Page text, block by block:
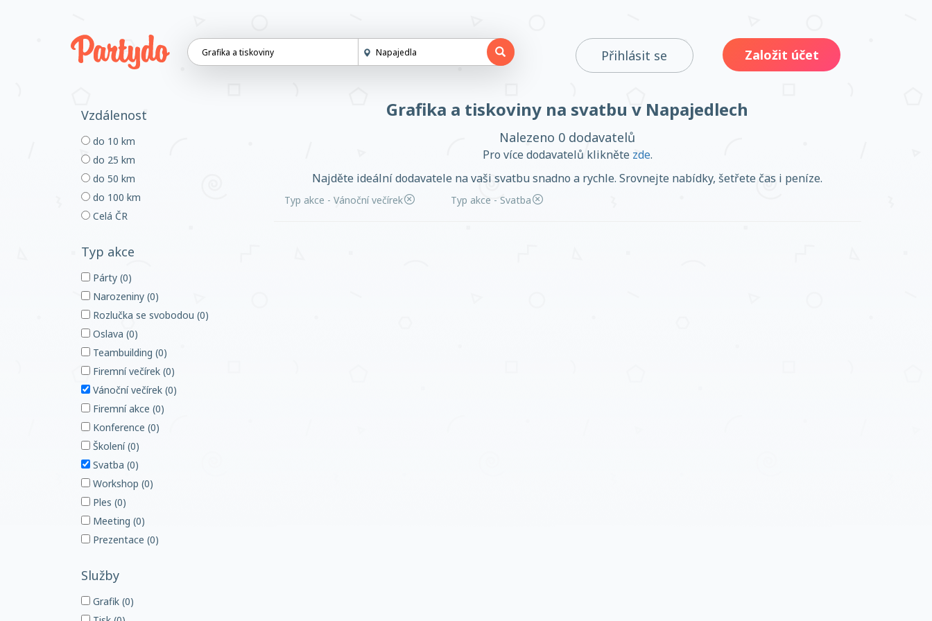
Přihlásit se Založit účet
Vzdálenost
do 10 km
do 25 km
do 50 km
do 100 km
Celá ČR
Typ akce
Párty (0)
Narozeniny (0)
Rozlučka se svobodou (0)
Oslava (0)
Teambuilding (0)
Firemní večírek (0)
Vánoční večírek (0)
Firemní akce (0)
Konference (0)
Školení (0)
Svatba (0)
Workshop (0)
Ples (0)
Meeting (0)
Prezentace (0)
Služby
Grafik (0)
Grafika a tiskoviny na svatbu v Napajedlech
Nalezeno 0 dodavatelů
Pro více dodavatelů klikněte zde.
Najděte ideální dodavatele na vaši svatbu snadno a rychle. Srovnejte nabídky, šetřete čas i peníze.
Typ akce - Vánoční večírek Typ akce - Svatba